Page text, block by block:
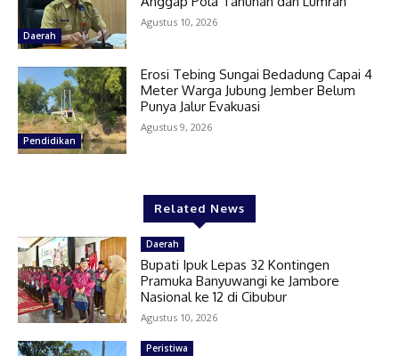
Daerah
Agustus 10, 2026
Pendidikan
Erosi Tebing Sungai Bedadung Capai 4
Meter Warga Jubung Jember Belum
Punya Jalur Evakuasi
Agustus 9, 2026
Related News
Daerah
Bupati Ipuk Lepas 32 Kontingen
Pramuka Banyuwangi ke Jambore
Nasional ke 12 di Cibubur
Agustus 10, 2026
Peristiwa